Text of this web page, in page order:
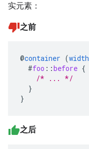
实元素：
之前
@container (width
#foo ::before {
/* ... */
}
}
之后